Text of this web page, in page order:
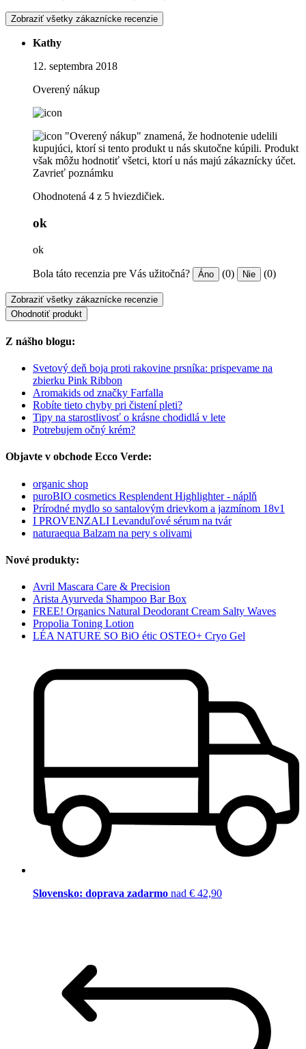
Zobraziť všetky zákaznícke recenzie
Kathy
12. septembra 2018
Overený nákup
"Overený nákup" znamená, že hodnotenie udelili
kupujúci, ktorí si tento produkt u nás skutočne kúpili. Produkt
však môžu hodnotiť všetci, ktorí u nás majú zákaznícky účet.
Zavrieť poznámku
Ohodnotená 4 z 5 hviezdičiek.
ok
ok
Bola táto recenzia pre Vás užitočná? Áno (0) Nie (0)
Zobraziť všetky zákaznícke recenzie
Ohodnotiť produkt
Z nášho blogu:
Svetový deň boja proti rakovine prsníka: prispevame na
zbierku Pink Ribbon
Aromakids od značky Farfalla
Robíte tieto chyby pri čistení pleti?
Tipy na starostlivosť o krásne chodidlá v lete
Potrebujem očný krém?
Objavte v obchode Ecco Verde:
organic shop
puroBIO cosmetics Resplendent Highlighter - náplň
Prírodné mydlo so santalovým drievkom a jazmínom 18v1
I PROVENZALI Levanduľové sérum na tvár
naturaequa Balzam na pery s olivami
Nové produkty:
Avril Mascara Care & Precision
Arista Ayurveda Shampoo Bar Box
FREE! Organics Natural Deodorant Cream Salty Waves
Propolia Toning Lotion
LÉA NATURE SO BiO étic OSTEO+ Cryo Gel
Slovensko: doprava zadarmo nad € 42,90